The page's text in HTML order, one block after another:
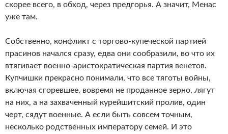
скорее всего, в обход, через предгорья. А значит, Менас
уже там.
Собственно, конфликт с торгово-купеческой партией
прасинов начался сразу, едва они сообразили, во что их
втягивает военно-аристократическая партия венетов.
Купчишки прекрасно понимали, что все тяготы войны,
включая сгоревшее, вовремя не проданное зерно, лягут
на них, а на захваченный курейшитский пролив, один
черт, сядут военные. А если быть совсем точным,
несколько родственных императору семей. И это